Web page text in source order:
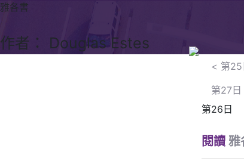
雅各書
作者： Douglas Estes
< 第25
第27日
第26日
閱讀 雅